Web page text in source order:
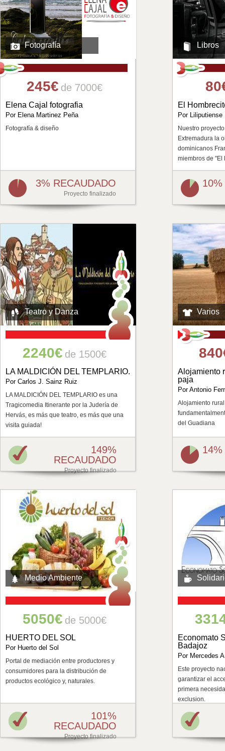
Fotografía
245€ de 7000€
Elena Cajal fotografia
Por Elena Martinez Peña
Fotografía & diseño
3% RECAUDADO
Proyecto finalizado
Libros
El
Por Liliputiense
Nuestro
Extremadura la
dominicanos
miembros de "El
10%
Teatro y Danza
2240€ de 1500€
LA MALDICIÓN DEL TEMPLARIO.
Por Carlos J. Sainz Ruiz
LA MALDICIÓN DEL TEMPLARIO es una
Tragicomedia Itinerante por la Judería de
Hervás, es más que teatro, es más que una
visita guiada!
149%
RECAUDADO
Proyecto finalizado
Varios
Alojamiento
paja
Por Antonio
Alojamiento
del Guadiana
14%
Medio Ambiente
5050€ de 5000€
HUERTO DEL SOL
Por Huerto del Sol
Portal de mediación entre productores y
consumidores para la distribución de
productos ecológico y, naturales.
101%
RECAUDADO
Proyecto finalizado
Economato
Badajoz
Por Mercedes
Este proyecto
garantizar el
primera
exclusion.